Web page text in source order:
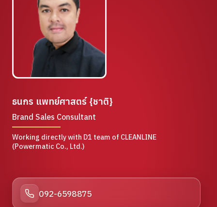
ธนกร แพทย์ศาสตร์ {ชาติ}
Brand Sales Consultant
Working directly with D1 team of CLEANLINE
(Powermatic Co., Ltd.)
092-6598875